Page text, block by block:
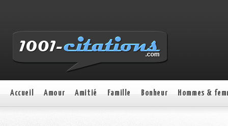
Accueil Amour Amitié Famille Bonheur Hommes &